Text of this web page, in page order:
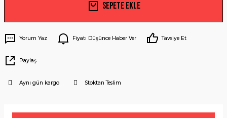
Sepete Ekle
Yorum Yaz Fiyatı Düşünce Haber Ver Tavsiye Et
Paylaş
Aynı gün kargo Stoktan Teslim